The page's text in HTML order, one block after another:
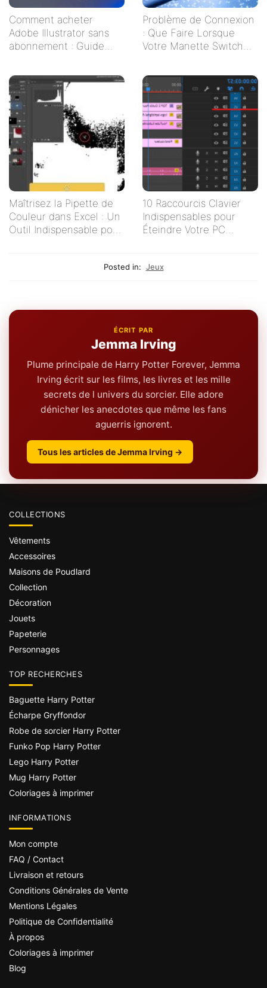
Comment acheter
Adobe Illustrator sans
abonnement : Guide
Problème de Connexion
: Que Faire Lorsque
Votre Manette Switch
Maîtrisez la Pipette de
Couleur dans Excel : Un
Outil Indispensable pour
10 Raccourcis Clavier
Indispensables pour
Éteindre Votre PC
Posted in: Jeux
ÉCRIT PAR
Jemma Irving
Plume principale de Harry Potter Forever, Jemma
Irving écrit sur les films, les livres et les mille
secrets de l univers du sorcier. Elle adore
dénicher les anecdotes que même les fans
aguerris ignorent.
Tous les articles de Jemma Irving →
COLLECTIONS
Vêtements
Accessoires
Maisons de Poudlard
Collection
Décoration
Jouets
Papeterie
Personnages
TOP RECHERCHES
Baguette Harry Potter
Écharpe Gryffondor
Robe de sorcier Harry Potter
Funko Pop Harry Potter
Lego Harry Potter
Mug Harry Potter
Coloriages à imprimer
INFORMATIONS
Mon compte
FAQ / Contact
Livraison et retours
Conditions Générales de Vente
Mentions Légales
Politique de Confidentialité
À propos
Coloriages à imprimer
Blog